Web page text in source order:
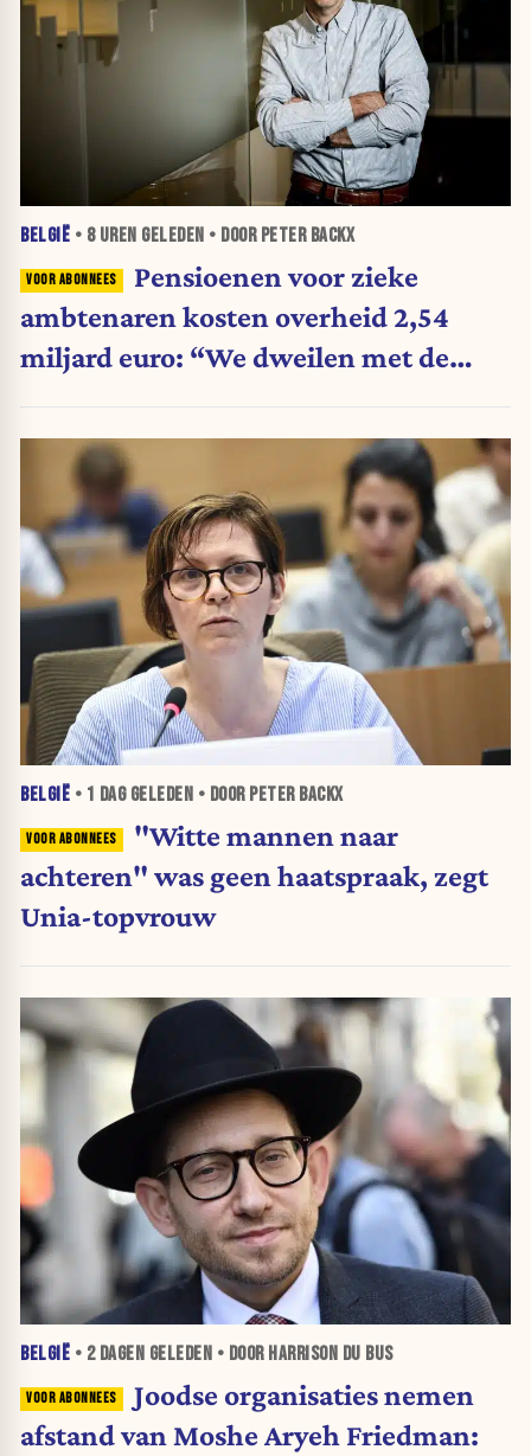
BELGIË • 8 UREN GELEDEN • DOOR PETER BACKX
Pensioenen voor zieke
ambtenaren kosten overheid 2,54
miljard euro: “We dweilen met de
BELGIË • 1 DAGGELEDEN • DOOR PETER BACKX
"Witte mannen naar
achteren" was geen haatspraak, zegt
Unia-topvrouw
BELGIË • 2 DAGEN GELEDEN • DOOR HARRISON DU BUS
Joodse organisaties nemen
afstand van Moshe Aryeh Friedman: